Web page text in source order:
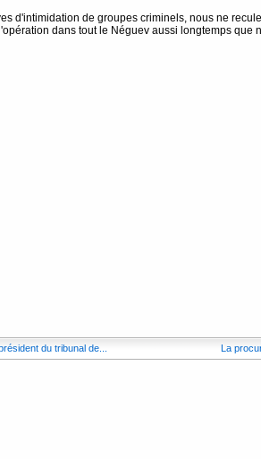
d'intimidation de groupes criminels, nous ne
dans tout le Néguev aussi longtemps que
du tribunal de... La